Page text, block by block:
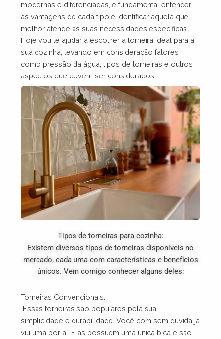
modernas e diferenciadas, é fundamental entender
as vantagens de cada tipo e identificar aquela que
melhor atende às suas necessidades específicas.
Hoje vou te ajudar a escolher a torneira ideal para a
sua cozinha, levando em consideração fatores
como pressão da água, tipos de torneiras e outros
aspectos que devem ser considerados.
Tipos de torneiras para cozinha:
Existem diversos tipos de torneiras disponíveis no
mercado, cada uma com características e benefícios
únicos. Vem comigo conhecer alguns deles:
Torneiras Convencionais:
Essas torneiras são populares pela sua
simplicidade e durabilidade. Você com sem dúvida já
viu uma por aí. Elas possuem uma única bica e são